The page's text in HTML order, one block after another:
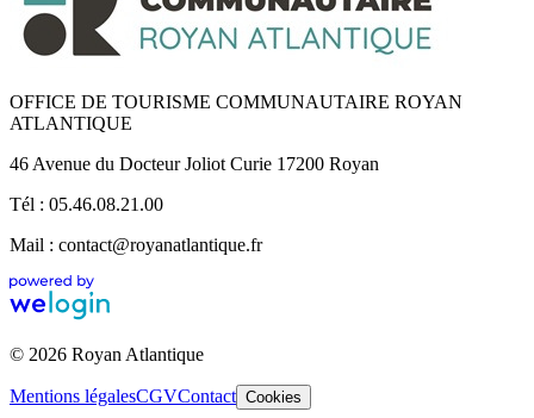
OFFICE DE TOURISME COMMUNAUTAIRE ROYAN
ATLANTIQUE
46 Avenue du Docteur Joliot Curie 17200 Royan
Tél : 05.46.08.21.00
Mail : contact@royanatlantique.fr
© 2026 Royan Atlantique
Mentions légalesCGVContact Cookies